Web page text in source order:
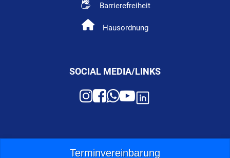
Barrierefreiheit
Hausordnung
SOCIAL MEDIA/LINKS
Terminvereinbarung